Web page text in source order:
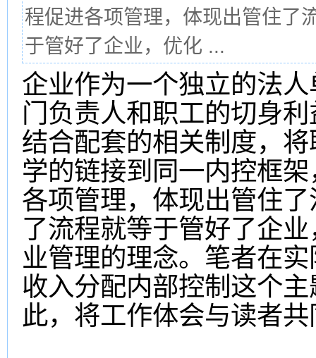
程促进各项管理，体现出管住了
于管好了企业，优化 ...
企业作为一个独立的法
门负责人和职工的切身
结合配套的相关制度，
学的链接到同一内控框
各项管理，体现出管住
了流程就等于管好了企
业管理的理念。笔者在
收入分配内部控制这个
此，将工作体会与读者